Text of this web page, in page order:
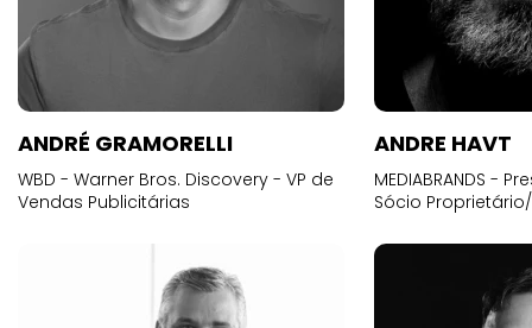
ANDRÉ GRAMORELLI
WBD - Warner Bros. Discovery - VP de
Vendas Publicitárias
ANDRE HAVT
MEDIABRANDS -
Sócio